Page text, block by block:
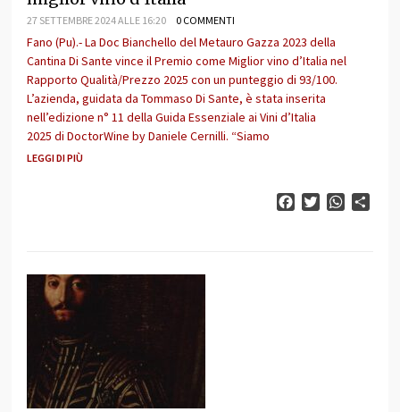
27 SETTEMBRE 2024 ALLE 16:20 0 COMMENTI
Fano (Pu).- La Doc Bianchello del Metauro Gazza 2023 della
Cantina Di Sante vince il Premio come Miglior vino d’Italia nel
Rapporto Qualità/Prezzo 2025 con un punteggio di 93/100.
L’azienda, guidata da Tommaso Di Sante, è stata inserita
nell’edizione n° 11 della Guida Essenziale ai Vini d’Italia
2025 di DoctorWine by Daniele Cernilli. “Siamo
LEGGI DI PIÙ
FacebookTwitter